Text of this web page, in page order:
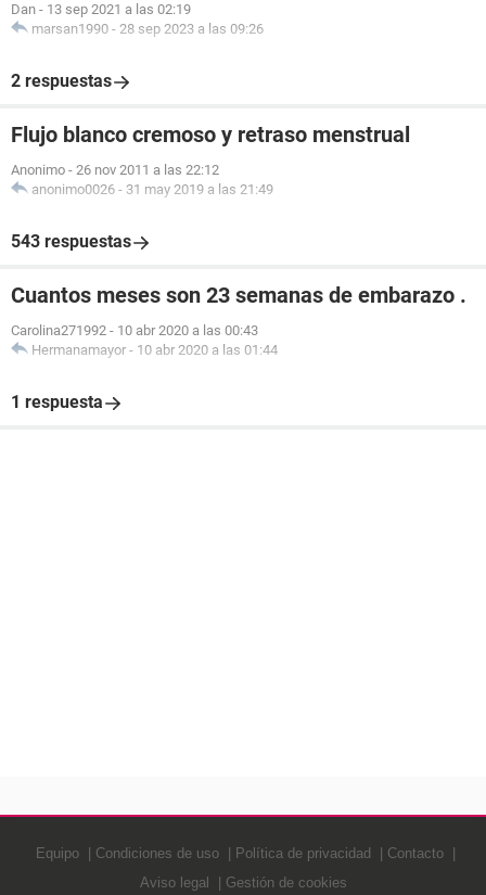
Dan - 13 sep 2021 a las 02:19
marsan1990 - 28 sep 2023 a las 09:26
2 respuestas
Flujo blanco cremoso y retraso menstrual
Anonimo - 26 nov 2011 a las 22:12
anonimo0026 - 31 may 2019 a las 21:49
543 respuestas
Cuantos meses son 23 semanas de embarazo .
Carolina271992 - 10 abr 2020 a las 00:43
Hermanamayor - 10 abr 2020 a las 01:44
1 respuesta
Equipo Condiciones de uso Política de privacidad
Contacto
Aviso legal
Gestión de cookies